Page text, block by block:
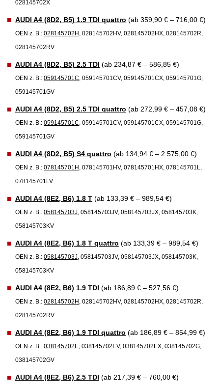
028145702X
AUDI A4 (8D2, B5) 1.9 TDI quattro (ab 359,90 € – 716,00 €)
OEN z. B.: 028145702H , 028145702HV, 028145702HX, 028145702R,
028145702RV
AUDI A4 (8D2, B5) 2.5 TDI (ab 234,87 € – 586,85 €)
OEN z. B.: 059145701C, 059145701CV, 059145701CX, 059145701G,
059145701GV
AUDI A4 (8D2, B5) 2.5 TDI quattro (ab 272,99 € – 457,08 €)
OEN z. B.: 059145701C, 059145701CV, 059145701CX, 059145701G,
059145701GV
AUDI A4 (8D2, B5) S4 quattro (ab 134,94 € – 2.575,00 €)
OEN z. B.: 078145701H , 078145701HV, 078145701HX, 078145701L,
078145701LV
AUDI A4 (8E2, B6) 1.8 T (ab 133,39 € – 989,54 €)
OEN z. B.: 058145703J, 058145703JV, 058145703JX, 058145703K,
058145703KV
AUDI A4 (8E2, B6) 1.8 T quattro (ab 133,39 € – 989,54 €)
OEN z. B.: 058145703J, 058145703JV, 058145703JX, 058145703K,
058145703KV
AUDI A4 (8E2, B6) 1.9 TDI (ab 186,89 € – 527,56 €)
OEN z. B.: 028145702H , 028145702HV, 028145702HX, 028145702R,
028145702RV
AUDI A4 (8E2, B6) 1.9 TDI quattro (ab 186,89 € – 854,99 €)
OEN z. B.: 038145702E, 038145702EV, 038145702EX, 038145702G,
038145702GV
AUDI A4 (8E2, B6) 2.5 TDI (ab 217,39 € – 760,00 €)